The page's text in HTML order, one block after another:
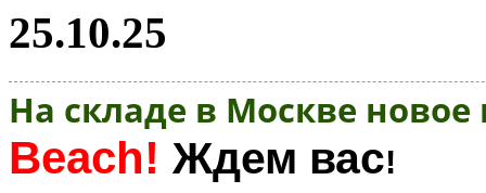
25.10.25
На складе в Москве
Beach! Ждем вас!